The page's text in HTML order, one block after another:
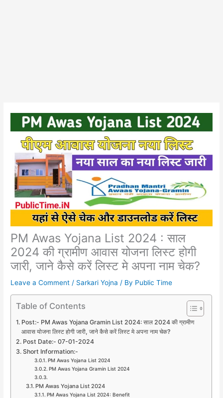
PM Awas Yojana List 2024 : साल
2024 की ग्रामीण आवास योजना लिस्ट होगी
जारी, जाने कैसे करें लिस्ट मे अपना नाम चेक?
Leave a Comment / Sarkari Yojna / By Public Time
Table of Contents
Post:- PM Awas Yojana Gramin List 2024: साल 2024 की ग्रामीण
आवास योजना लिस्ट होगी जारी, जाने कैसे करें लिस्ट मे अपना नाम चेक?
Post Date:- 07-01-2024
Short Information:-
PM Awas Yojana List 2024
PM Awas Yojana Gramin List 2024
PM Awas Yojana List 2024
PM Awas Yojana List 2024: Benefit